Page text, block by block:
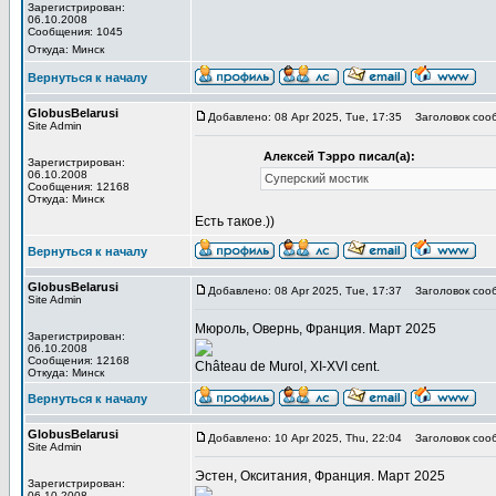
Зарегистрирован:
06.10.2008
Сообщения: 1045
Откуда: Минск
Вернуться к началу
GlobusBelarusi
Site Admin
Зарегистрирован:
06.10.2008
Сообщения: 12168
Откуда: Минск
Добавлено: 08 Apr 2025, Tue, 17:35 Заголовок
Алексей Тэрро писал(а):
Суперский мостик
Есть такое.))
Вернуться к началу
GlobusBelarusi
Site Admin
Зарегистрирован:
06.10.2008
Сообщения: 12168
Откуда: Минск
Добавлено: 08 Apr 2025, Tue, 17:37 Заголовок
Мюроль, Овернь, Франция. Март 2025
Château de Murol, XI-XVI cent.
Вернуться к началу
GlobusBelarusi
Site Admin
Зарегистрирован:
Добавлено: 10 Apr 2025, Thu, 22:04 Заголовок
Эстен, Окситания, Франция. Март 2025